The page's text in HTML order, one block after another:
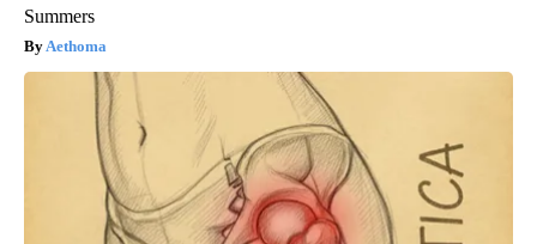
Summers
Aethoma